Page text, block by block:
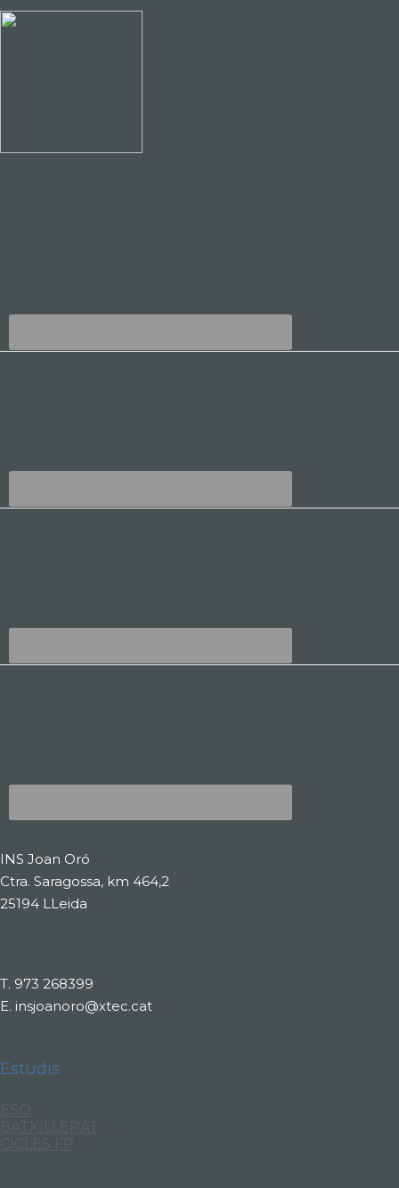
INS Joan Oró
Ctra. Saragossa, km 464,2
25194 LLeida
T. 973 268399
E. insjoanoro@xtec.cat
Estudis
BATXILLERAT